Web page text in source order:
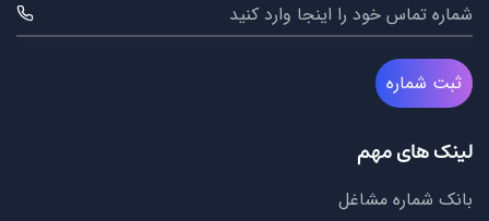
شماره تماس خود را اینجا وارد کنید
ثبت شماره
لینک های مهم
بانک شماره مشاغل